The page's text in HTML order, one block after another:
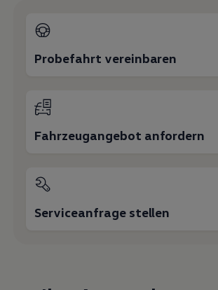
Volkswagen R
Pannen- und Unfallhilfe
Probefahrt vereinbaren
Fahrzeugangebot anfordern
Serviceanfrage stellen